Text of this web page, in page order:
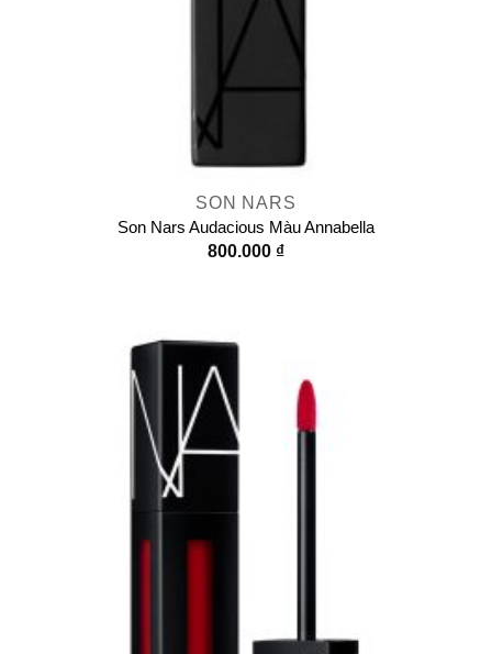
SON NARS
Son Nars Audacious Màu Annabella
800.000 ₫